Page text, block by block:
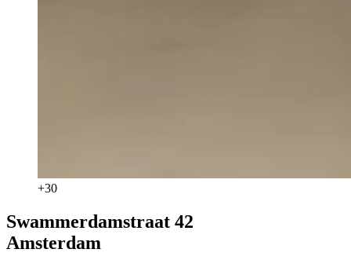
+30
Swammerdamstraat 42
Amsterdam